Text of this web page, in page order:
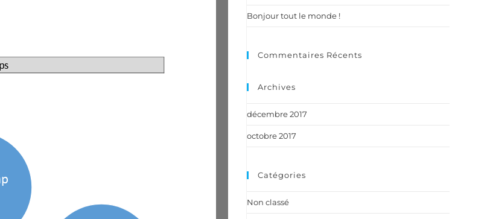
Bonjour tout le monde !
Commentaires Récents
Archives
décembre 2017
octobre 2017
Catégories
Non classé